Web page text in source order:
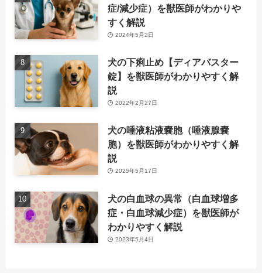
症/減少症）を獣医師がわかりや
すく解説
2024年5月2日
犬の下痢止め【ディアバスター
錠】を獣医師がわかりやすく解
説
2022年2月27日
犬の唾液粘液嚢胞（唾液腺嚢
胞）を獣医師がわかりやすく解
説
2025年5月17日
犬の白血球の異常（白血球増多
症・白血球減少症）を獣医師が
わかりやすく解説
2023年5月4日